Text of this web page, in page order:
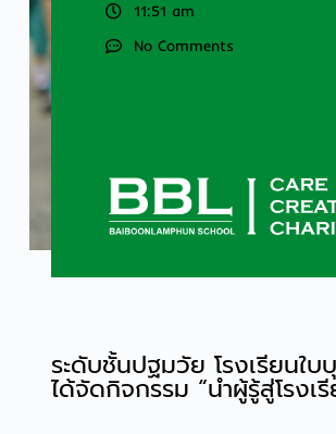
11:51 am
No Comments
ระดับชั้นปฐมวัย โรงเรียนใ
ได้จัดกิจกรรม “นำผู้รู้สู่โรงเ